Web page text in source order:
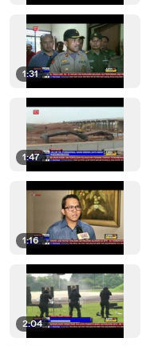
1:31
1:47
1:16
2:04